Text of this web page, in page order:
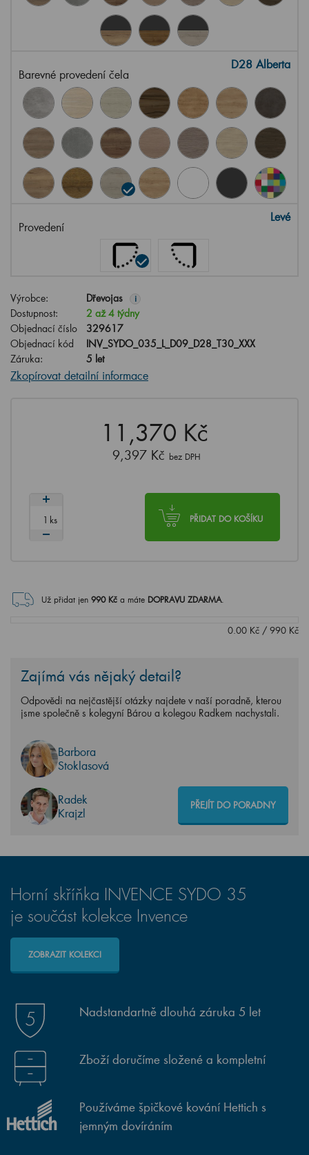
Barevné provedení čela
D28 Alberta
Provedení
Levé
Výrobce: Dřevojas i
Dostupnost:
2 až 4 týdny
Objednací číslo
329617
Objednací kód
INV_SYDO_035_L_D09_D28_T30_XXX
Záruka:
5 let
Zkopírovat detailní informace
11,370 Kč
9,397 Kč bez DPH
PŘIDAT DO KOŠÍKU
ks
Už přidat jen 990Kč a máte DOPRAVU ZDARMA.
0.00 Kč / 990 Kč
Zajímá vás nějaký detail?
Odpovědi na nejčastější otázky najdete v naší poradně, kterou
jsme společně s kolegyní Bárou a kolegou Radkem nachystali.
Barbora
Stoklasová
Radek
Krajzl
PŘEJÍT DO PORADNY
Horní skříňka INVENCE SYDO 35
je součást kolekce Invence
ZOBRAZIT KOLEKCI
Nadstandartně dlouhá záruka 5 let
Zboží doručíme složené a kompletní
Používáme špičkové kování Hettich s
jemným dovíráním